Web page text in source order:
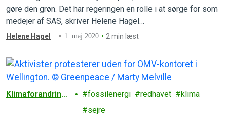
gøre den grøn. Det har regeringen en rolle i at sørge for som
medejer af SAS, skriver Helene Hagel…
Helene Hagel 1. maj 2020 2 min læst
Klimaforandring
fossilenergi redhavet
klima
sejre